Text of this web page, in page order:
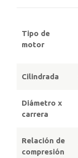
Tipo de
motor
Cilindrada
Diámetro x
carrera
Relación de
compresión